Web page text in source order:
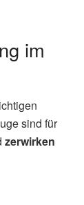
im
sind für
zerwirken